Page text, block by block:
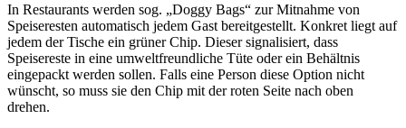
In Restaurants werden sog. „Doggy Bags“ zur Mitnahme von
Speiseresten automatisch jedem Gast bereitgestellt. Konkret liegt auf
jedem der Tische ein grüner Chip. Dieser signalisiert, dass
Speisereste in eine umweltfreundliche Tüte oder ein Behältnis
eingepackt werden sollen. Falls eine Person diese Option nicht
wünscht, so muss sie den Chip mit der roten Seite nach oben
drehen.